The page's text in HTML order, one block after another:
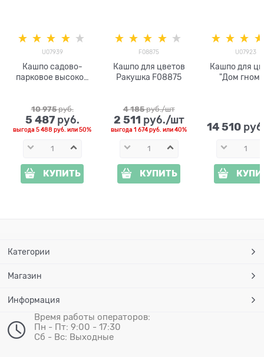
U07939
Кашпо садово-
парковое высокое
10 975 руб.
5 487 руб.
выгода5 488 руб. или50%
КУПИТЬ
F08875
Кашпо для цветов
Ракушка F08875
4 185 руб./шт
2 511 руб./шт
выгода1 674 руб. или40%
КУПИТЬ
U07923
Кашпо для
"Дом
14 510
Категории
Магазин
Информация
Время работы операторов:
Пн - Пт: 9:00 - 17:30
Сб - Вс: Выходные